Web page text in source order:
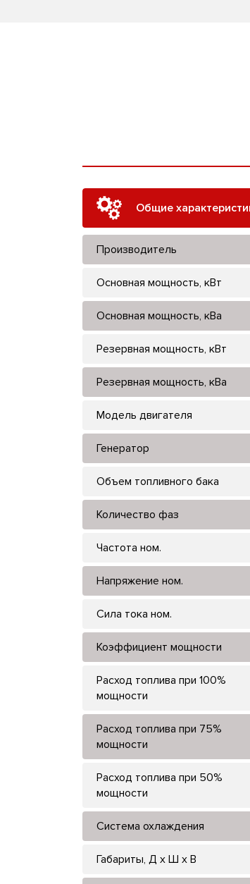
Общие
Производитель
Основная мощность, кВт
Основная мощность, кВа
Резервная мощность, кВт
Резервная мощность, кВа
Модель двигателя
Генератор
Объем топливного бака
Количество фаз
Частота ном.
Напряжение ном.
Сила тока ном.
Коэффициент мощности
Расход топлива при 100%
мощности
Расход топлива при 75%
мощности
Расход топлива при 50%
мощности
Система охлаждения
Габариты, Д x Ш x В